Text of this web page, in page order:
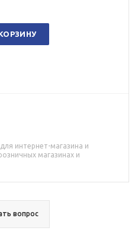
интернет-магазина и
магазинах и
вопрос